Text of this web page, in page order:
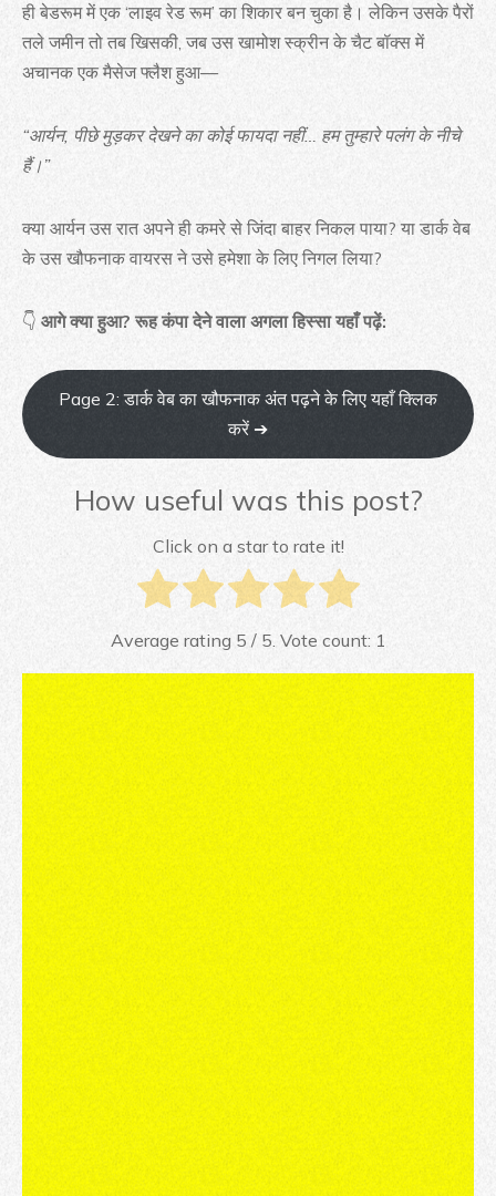
ही बेडरूम में एक ‘लाइव रेड रूम’ का शिकार बन चुका है। लेकिन उसके पैरों
तले जमीन तो तब खिसकी, जब उस खामोश स्क्रीन के चैट बॉक्स में
अचानक एक मैसेज फ्लैश हुआ—
“आर्यन, पीछे मुड़कर देखने का कोई फायदा नहीं… हम तुम्हारे पलंग के नीचे
हैं।”
क्या आर्यन उस रात अपने ही कमरे से जिंदा बाहर निकल पाया? या डार्क वेब
के उस खौफनाक वायरस ने उसे हमेशा के लिए निगल लिया?
👇 आगे क्या हुआ? रूह कंपा देने वाला अगला हिस्सा यहाँ पढ़ें:
Page 2: डार्क वेब का खौफनाक अंत पढ़ने के लिए यहाँ क्लिक
करें ➔
How useful was this post?
Click on a star to rate it!
Average rating 5 / 5. Vote count: 1